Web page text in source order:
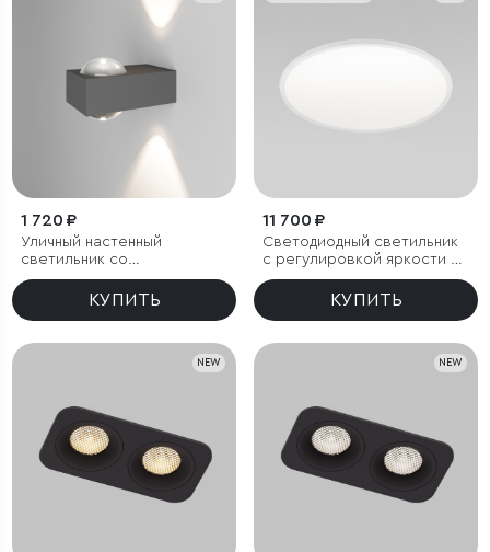
1 720 ₽
Уличный настенный
светильник со
светодиодами Lenses
КУПИТЬ
11 700 ₽
Светодиодный светильник
с регулировкой яркости и
цветовой температуры
КУПИТЬ
NEW NEW